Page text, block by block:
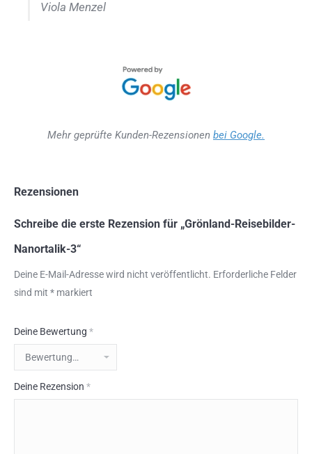
Viola Menzel
Mehr geprüfte Kunden-Rezensionen bei Google.
Rezensionen
Schreibe die erste Rezension für „Grönland-Reisebilder-
Nanortalik-3“
Deine E-Mail-Adresse wird nicht veröffentlicht. Erforderliche Felder
sind mit * markiert
Deine Bewertung *
Deine Rezension *